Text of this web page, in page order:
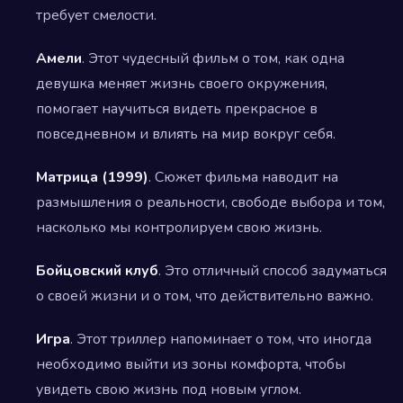
требует смелости.
Амели. Этот чудесный фильм о том, как одна
девушка меняет жизнь своего окружения,
помогает научиться видеть прекрасное в
повседневном и влиять на мир вокруг себя.
Матрица (1999). Сюжет фильма наводит на
размышления о реальности, свободе выбора и том,
насколько мы контролируем свою жизнь.
Бойцовский клуб. Это отличный способ задуматься
о своей жизни и о том, что действительно важно.
Игра. Этот триллер напоминает о том, что иногда
необходимо выйти из зоны комфорта, чтобы
увидеть свою жизнь под новым углом.